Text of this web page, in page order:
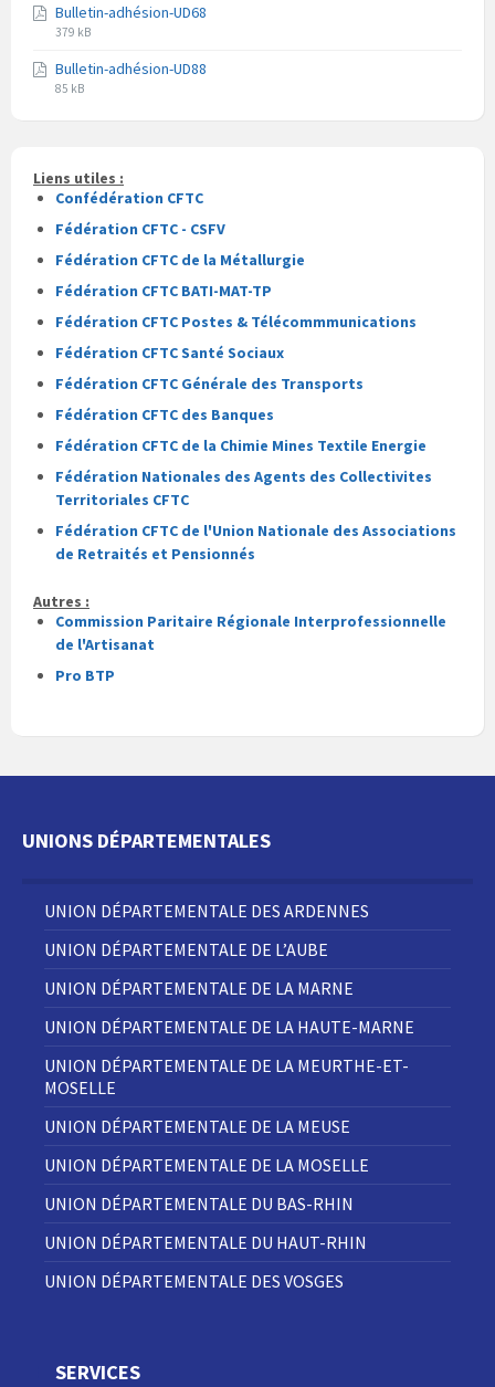
fichier
pdf
fichier
Bulletin-adhésion-UD68
Extension
fichier
pdf
Taille
fichier
379 kB
Bulletin-adhésion-UD88
Extension
fichier
Taille
fichier
85 kB
Liens utiles :
Confédération CFTC
Fédération CFTC - CSFV
Fédération CFTC de la Métallurgie
Fédération CFTC BATI-MAT-TP
Fédération CFTC Postes & Télécommmunications
Fédération CFTC Santé Sociaux
Fédération CFTC Générale des Transports
Fédération CFTC des Banques
Fédération CFTC de la Chimie Mines Textile Energie
Fédération Nationales des Agents des Collectivites
Territoriales CFTC
Fédération CFTC de l'Union Nationale des Associations
de Retraités et Pensionnés
Autres :
Commission Paritaire Régionale Interprofessionnelle
de l'Artisanat
Pro BTP
UNIONS DÉPARTEMENTALES
UNION DÉPARTEMENTALE DES ARDENNES
UNION DÉPARTEMENTALE DE L’AUBE
UNION DÉPARTEMENTALE DE LA MARNE
UNION DÉPARTEMENTALE DE LA HAUTE-MARNE
UNION DÉPARTEMENTALE DE LA MEURTHE-ET-
MOSELLE
UNION DÉPARTEMENTALE DE LA MEUSE
UNION DÉPARTEMENTALE DE LA MOSELLE
UNION DÉPARTEMENTALE DU BAS-RHIN
UNION DÉPARTEMENTALE DU HAUT-RHIN
UNION DÉPARTEMENTALE DES VOSGES
SERVICES